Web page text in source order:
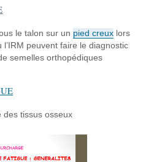
le talon sur un pied creux lors
peuvent faire le diagnostic
semelles orthopédiques
des tissus osseux